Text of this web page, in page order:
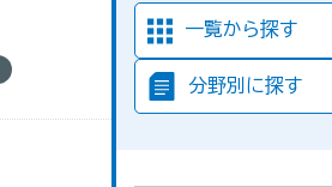
一覧から探す
分野別に探す